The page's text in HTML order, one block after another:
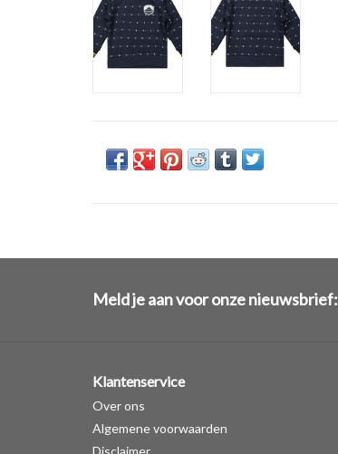
Meld je aan voor onze nieuwsbrief:
Klantenservice
Over ons
Algemene voorwaarden
Disclaimer